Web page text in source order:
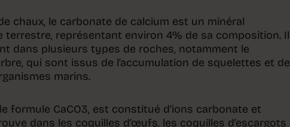
chaux, le carbonate de calcium est un minéral
terrestre, représentant environ 4% de sa composition. Il
dans plusieurs types de roches, notamment le
qui sont issus de l’accumulation de squelettes et de
marins.
formule CaCO3, est constitué d’ions carbonate et
dans les coquilles d’œufs, les coquilles d’escargots